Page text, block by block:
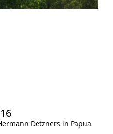
Detzners in Papua